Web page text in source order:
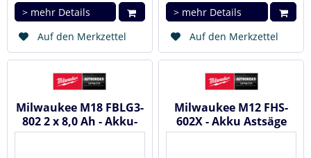
> mehr Details
Auf den Merkzettel
> mehr Details
Auf den Merkzettel
Milwaukee M18 FBLG3-
802 2 x 8,0 Ah - Akku-
Gebläse 18 V
Milwaukee M12 FHS-
602X - Akku Astsäge
#4933472212